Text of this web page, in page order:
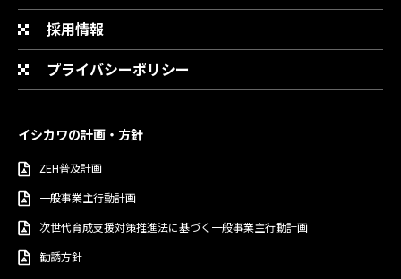
採用情報
プライバシーポリシー
イシカワの計画・方針
ZEH普及計画
一般事業主行動計画
次世代育成支援対策推進法に基づく一般事業主行動計画
勧誘方針